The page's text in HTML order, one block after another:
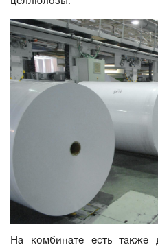
На комбинате есть также